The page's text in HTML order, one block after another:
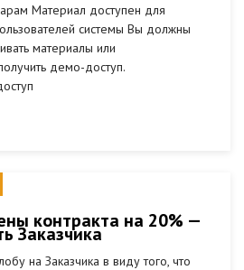
Материал доступен для
системы Вы должны
материалы или
демо-доступ.
контракта на 20% —
Заказчика
на Заказчика в виду того, что